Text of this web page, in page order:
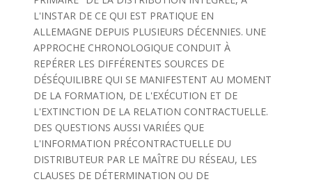
L'INSTAR DE CE QUI EST PRATIQUE EN
ALLEMAGNE DEPUIS PLUSIEURS DÉCENNIES. UNE
APPROCHE CHRONOLOGIQUE CONDUIT À
REPÉRER LES DIFFÉRENTES SOURCES DE
DÉSÉQUILIBRE QUI SE MANIFESTENT AU MOMENT
DE LA FORMATION, DE L'EXÉCUTION ET DE
L'EXTINCTION DE LA RELATION CONTRACTUELLE.
DES QUESTIONS AUSSI VARIÉES QUE
L'INFORMATION PRÉCONTRACTUELLE DU
DISTRIBUTEUR PAR LE MAÎTRE DU RÉSEAU, LES
CLAUSES DE DÉTERMINATION OU DE